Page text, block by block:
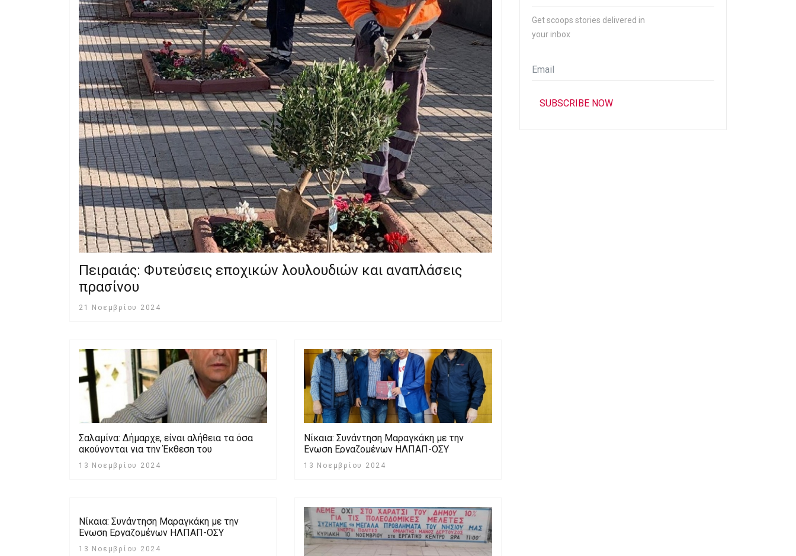
Πειραιάς: Φυτεύσεις εποχικών λουλουδιών και αναπλάσεις
πρασίνου
21 Νοεμβρίου 2024
Σαλαμίνα: Δήμαρχε, είναι αλήθεια τα όσα
ακούγονται για την Έκθεση του
Οικονομικού Ελέγχου;
13 Νοεμβρίου 2024
Νίκαια: Συνάντηση Mαραγκάκη με την
Ένωση Εργαζομένων ΗΛΠΑΠ-ΟΣΥ
13 Νοεμβρίου 2024
Νίκαια: Συνάντηση Mαραγκάκη με την
Ένωση Εργαζομένων ΗΛΠΑΠ-ΟΣΥ
13 Νοεμβρίου 2024
Get scoops stories delivered in
your inbox
Email
*
SUBSCRIBE NOW